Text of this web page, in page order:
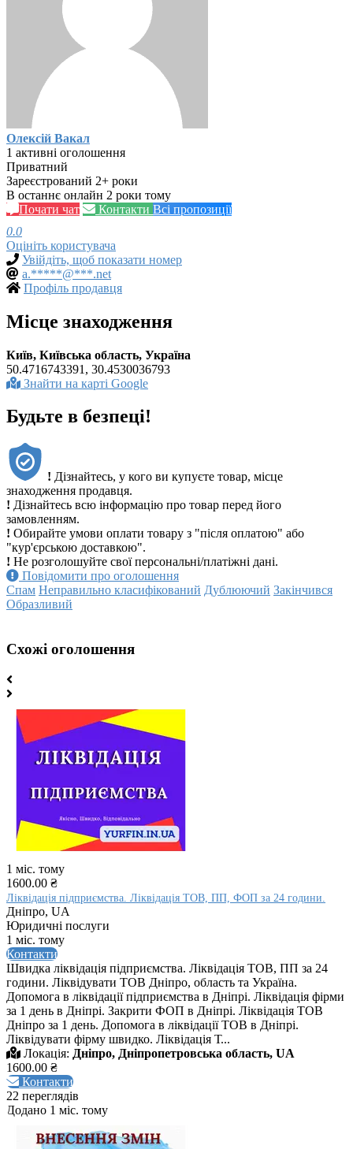
Олексій Вакал
1 активні оголошення
Приватний
Зареєстрований 2+ роки
В останнє онлайн 2 роки тому
Почати чат
Контакти Всі пропозиції
0.0
Оцініть користувача
Увійдіть, щоб показати номер
a.*****@***.net
Профіль продавця
Місце знаходження
Київ, Київська область, Україна
50.4716743391, 30.4530036793
Знайти на карті Google
Будьте в безпеці!
! Дізнайтесь, у кого ви купуєте товар, місце
знаходження продавця.
! Дізнайтесь всю інформацію про товар перед його
замовленням.
! Обирайте умови оплати товару з "після оплатою" або
"кур'єрською доставкою".
! Не розголошуйте свої персональні/платіжні дані.
Повідомити про оголошення
Спам Неправильно класифікований Дублюючий Закінчився
Образливий
Схожі оголошення
1 міс. тому
1600.00 ₴
Ліквідація підприємства. Ліквідація ТОВ, ПП, ФОП за 24 години.
Дніпро, UA
Юридичні послуги
1 міс. тому
Контакти
Швидка ліквідація підприємства. Ліквідація ТОВ, ПП за 24
години. Ліквідувати ТОВ Дніпро, область та Україна.
Допомога в ліквідації підприємства в Дніпрі. Ліквідація фірми
за 1 день в Дніпрі. Закрити ФОП в Дніпрі. Ліквідація ТОВ
Дніпро за 1 день. Допомога в ліквідації ТОВ в Дніпрі.
Ліквідувати фірму швидко. Ліквідація Т...
Локація: Дніпро, Дніпропетровська область, UA
1600.00 ₴
Контакти
22 переглядів
Додано 1 міс. тому